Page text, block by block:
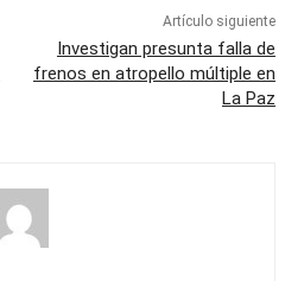
Artículo siguiente
Investigan presunta falla de
frenos en atropello múltiple en
La Paz